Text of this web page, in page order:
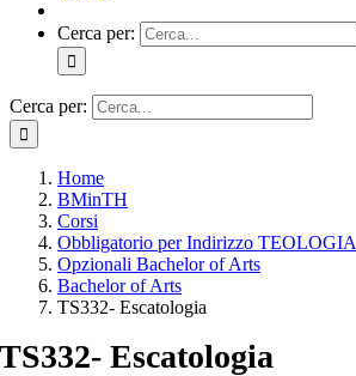
Cerca per:
Cerca per:
Home
BMinTH
Corsi
Obbligatorio per Indirizzo TEOLOGIA
Opzionali Bachelor of Arts
Bachelor of Arts
TS332- Escatologia
TS332- Escatologia